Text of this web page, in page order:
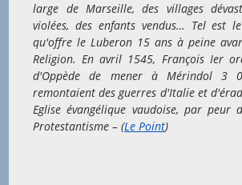
large de Marseille, des villages
violées, des enfants vendus… Tel est
qu'offre le Luberon 15 ans à peine
Religion. En avril 1545, François Ier
d'Oppède de mener à Mérindol 3
remontaient des guerres d'Italie et
Eglise évangélique vaudoise, par peur
Protestantisme – (Le Point)